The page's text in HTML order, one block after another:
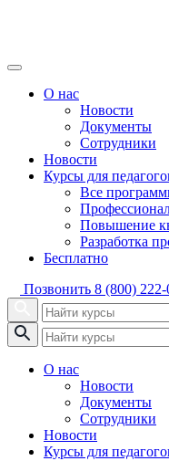
О нас
Новости
Документы
Сотрудники
Новости
Курсы для
Все
Повышение
Разработка
Бесплатно
Позвонить 8 (800)
О нас
Новости
Документы
Сотрудники
Новости
Курсы для